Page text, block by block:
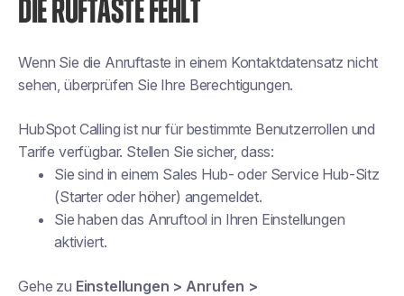
DIE RUFTASTE FEHLT
Wenn Sie die Anruftaste in einem Kontaktdatensatz nicht
sehen, überprüfen Sie Ihre Berechtigungen.
HubSpot Calling ist nur für bestimmte Benutzerrollen und
Tarife verfügbar. Stellen Sie sicher, dass:
Sie sind in einem Sales Hub- oder Service Hub-Sitz
(Starter oder höher) angemeldet.
Sie haben das Anruftool in Ihren Einstellungen
aktiviert.
Gehe zu Einstellungen > Anrufen >